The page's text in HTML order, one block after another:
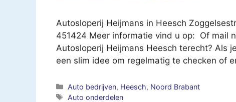
Autosloperij Heijmans in Heesch
451424 Meer informatie vind u op: Of mail
Autosloperij Heijmans Heesch terecht? Als
een slim idee om regelmatig te checken of
Categorieën
Auto bedrijven, Heesch, Noord Brabant
Tags
Auto onderdelen